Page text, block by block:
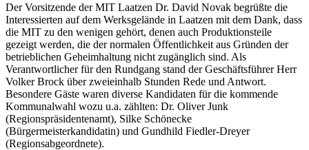
Der Vorsitzende der MIT Laatzen Dr. David Novak begrüßte die
Interessierten auf dem Werksgelände in Laatzen mit dem Dank, dass
die MIT zu den wenigen gehört, denen auch Produktionsteile
gezeigt werden, die der normalen Öffentlichkeit aus Gründen der
betrieblichen Geheimhaltung nicht zugänglich sind. Als
Verantwortlicher für den Rundgang stand der Geschäftsführer Herr
Volker Brock über zweieinhalb Stunden Rede und Antwort.
Besondere Gäste waren diverse Kandidaten für die kommende
Kommunalwahl wozu u.a. zählten: Dr. Oliver Junk
(Regionspräsidentenamt), Silke Schönecke
(Bürgermeisterkandidatin) und Gundhild Fiedler-Dreyer
(Regionsabgeordnete).